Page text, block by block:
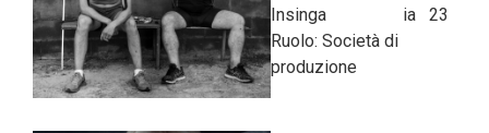
Insinga
ia
23
Ruolo: Società di
produzione